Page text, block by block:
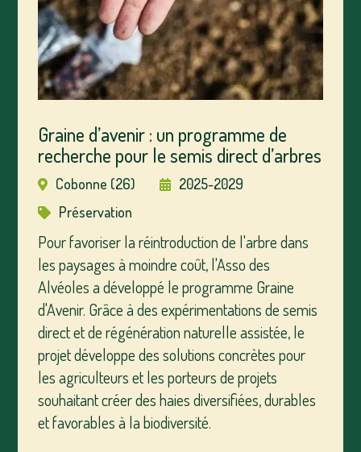
Graine d’avenir : un programme de
recherche pour le semis direct d’arbres
Cobonne (26)
2025-2029
Préservation
Pour favoriser la réintroduction de l'arbre dans
les paysages à moindre coût, l'Asso des
Alvéoles a développé le programme Graine
d'Avenir. Grâce à des expérimentations de semis
direct et de régénération naturelle assistée, le
projet développe des solutions concrètes pour
les agriculteurs et les porteurs de projets
souhaitant créer des haies diversifiées, durables
et favorables à la biodiversité.